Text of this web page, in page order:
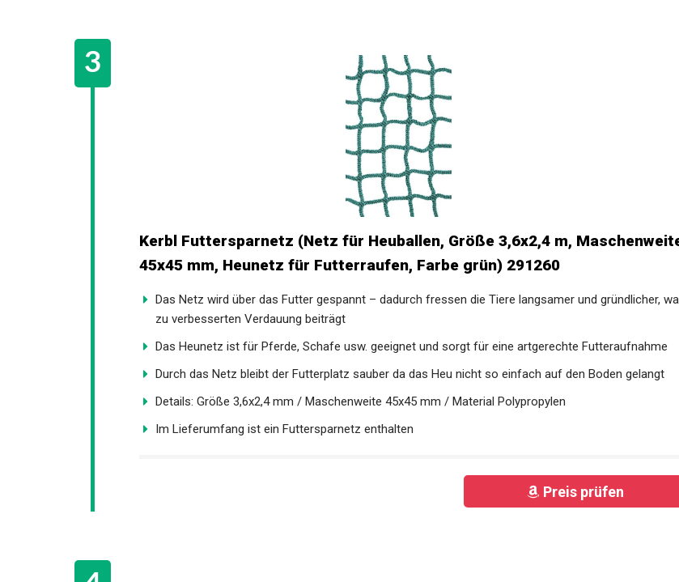
Kerbl Futtersparnetz (Netz für Heuballen, Größe 3,6x2,4 m,
Maschenweite 45x45 mm, Heunetz für Futterraufen, Farbe grün) 291260
Das Netz wird über das Futter gespannt – dadurch fressen die Tiere langsamer und gründlicher,
was zu verbesserten Verdauung beiträgt
Das Heunetz ist für Pferde, Schafe usw. geeignet und sorgt für eine artgerechte Futteraufnahme
Durch das Netz bleibt der Futterplatz sauber da das Heu nicht so einfach auf den Boden gelangt
Details: Größe 3,6x2,4 mm / Maschenweite 45x45 mm / Material Polypropylen
Im Lieferumfang ist ein Futtersparnetz enthalten
Preis prüfen